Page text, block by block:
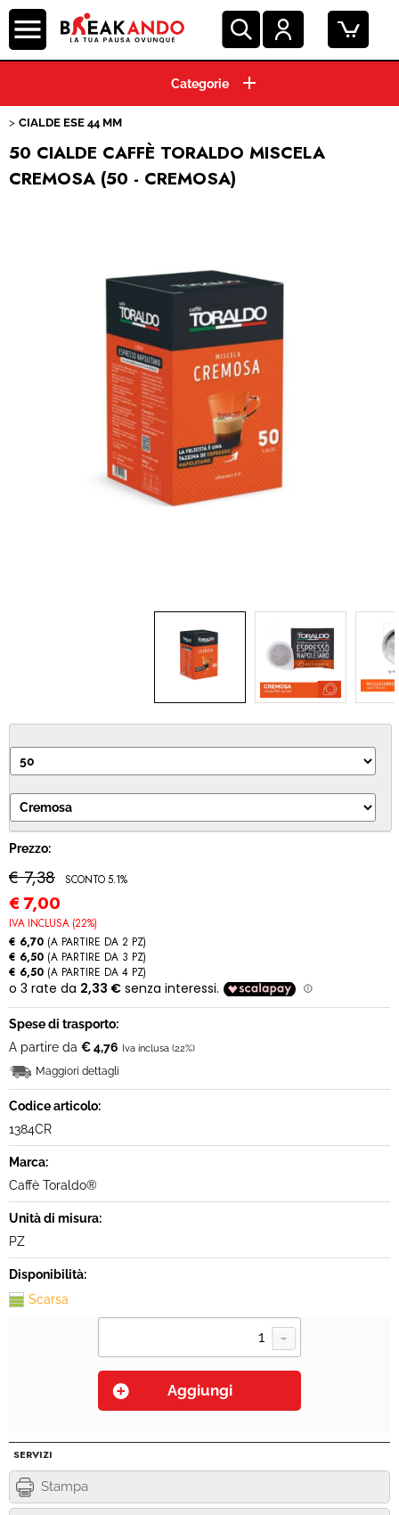
HOME
GRANI E MACINATO
BEVANDE E SOLUBILI
PRODOTTI HO.RE.CA.
ACCESSORI
IDEA REGALO
RICAMBI
SNACK & BIBITE
CANCELLERIA
MODULO RECESSO
CIALDE ESE 44 MM
50 CIALDE CAFFÈ TORALDO MISCELA
CREMOSA (50 - CREMOSA)
Prezzo:
€ 7,38 SCONTO 5.1%
€ 7,00
IVA INCLUSA (22%)
€ 6,70 (A PARTIRE DA 2 PZ)
€ 6,50 (A PARTIRE DA 3 PZ)
€ 6,50 (A PARTIRE DA 4 PZ)
Spese di trasporto:
A partire da € 4,76 Iva inclusa (22%)
Maggiori dettagli
Codice articolo:
1384CR
Marca:
Caffè Toraldo®
Unità di misura:
PZ
Disponibilità:
Scarsa
SERVIZI
Stampa